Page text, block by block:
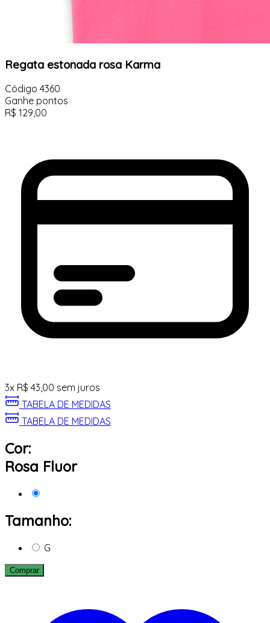
Regata estonada rosa Karma
Código 4360
Ganhe pontos
R$ 129,00
3x R$ 43,00 sem juros
TABELA DE MEDIDAS
TABELA DE MEDIDAS
Cor:
Rosa Fluor
Tamanho:
G
Comprar